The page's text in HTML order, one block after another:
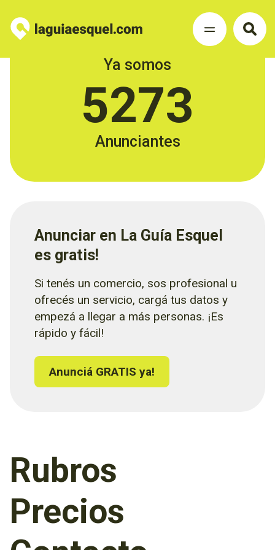
Ya somos
5273
Anunciantes
Anunciar en La Guía Esquel
es gratis!
Si tenés un comercio, sos profesional u
ofrecés un servicio, cargá tus datos y
empezá a llegar a más personas. ¡Es
rápido y fácil!
Anunciá GRATIS ya!
Rubros
Precios